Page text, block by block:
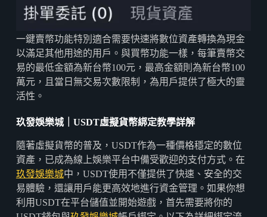
一鍵賣幣功能特別適合需要快速將數位資產轉換為現金
以滿足其他用途的用戶。與買幣功能一樣，每筆賣幣交
易的最低金額為新台幣100元，最高金額則為新台幣100
萬元，且當日無交易次數限制，為用戶提供了極大的靈
活性。
玖發娛樂城｜USDT虛擬貨幣綁定教學詳解
隨著虛擬貨幣的普及，USDT作為一種價格穩定的數位
資產，已成為線上娛樂平台中備受歡迎的支付方式。在
玖發娛樂城中，USDT使用不僅提供了快速、安全的交
易體驗，還讓用戶能更高效地進行資金管理。如果你想
利用USDT在平台儲值並開始遊戲，首先需要將你的